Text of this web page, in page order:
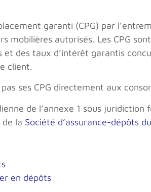
garanti (CPG) par
mobilières autorisés. Les CPG
et des taux d’intérêt garantis
client.
ses CPG directement aux
de l’annexe 1 sous
de la Société d’assurance-dépôts
en dépôts